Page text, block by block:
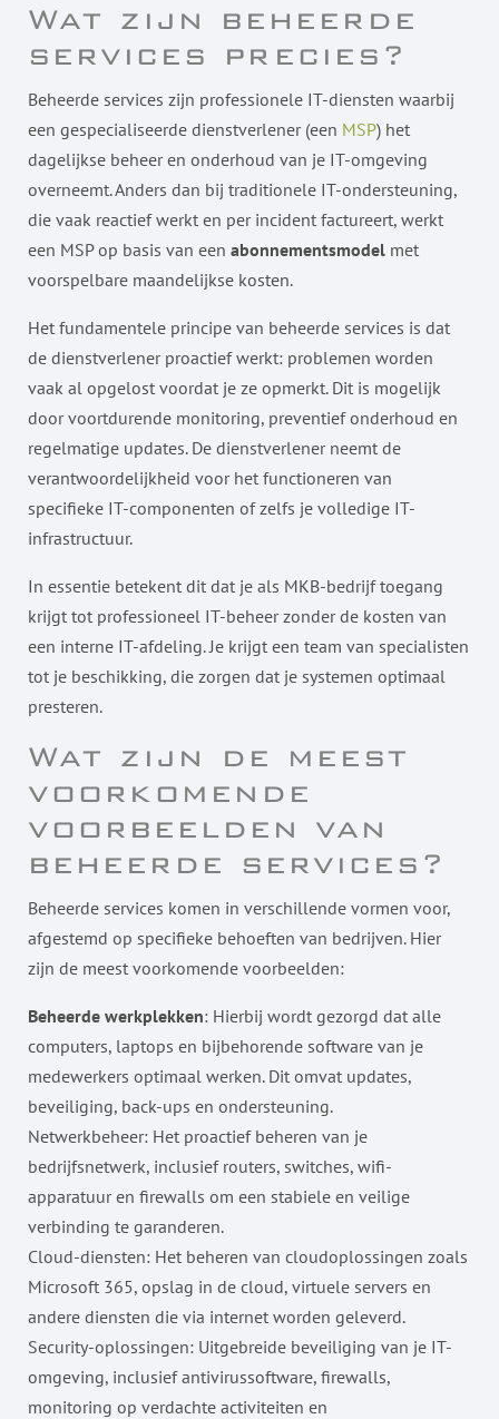
Wat zijn beheerde
services precies?
Beheerde services zijn professionele IT-diensten waarbij
een gespecialiseerde dienstverlener (een MSP) het
dagelijkse beheer en onderhoud van je IT-omgeving
overneemt. Anders dan bij traditionele IT-ondersteuning,
die vaak reactief werkt en per incident factureert, werkt
een MSP op basis van een abonnementsmodel met
voorspelbare maandelijkse kosten.
Het fundamentele principe van beheerde services is dat
de dienstverlener proactief werkt: problemen worden
vaak al opgelost voordat je ze opmerkt. Dit is mogelijk
door voortdurende monitoring, preventief onderhoud en
regelmatige updates. De dienstverlener neemt de
verantwoordelijkheid voor het functioneren van
specifieke IT-componenten of zelfs je volledige IT-
infrastructuur.
In essentie betekent dit dat je als MKB-bedrijf toegang
krijgt tot professioneel IT-beheer zonder de kosten van
een interne IT-afdeling. Je krijgt een team van specialisten
tot je beschikking, die zorgen dat je systemen optimaal
presteren.
Wat zijn de meest
voorkomende
voorbeelden van
beheerde services?
Beheerde services komen in verschillende vormen voor,
afgestemd op specifieke behoeften van bedrijven. Hier
zijn de meest voorkomende voorbeelden:
Beheerde werkplekken: Hierbij wordt gezorgd dat alle
computers, laptops en bijbehorende software van je
medewerkers optimaal werken. Dit omvat updates,
beveiliging, back-ups en ondersteuning.
Netwerkbeheer: Het proactief beheren van je
bedrijfsnetwerk, inclusief routers, switches, wifi-
apparatuur en firewalls om een stabiele en veilige
verbinding te garanderen.
Cloud-diensten: Het beheren van cloudoplossingen zoals
Microsoft 365, opslag in de cloud, virtuele servers en
andere diensten die via internet worden geleverd.
Security-oplossingen: Uitgebreide beveiliging van je IT-
omgeving, inclusief antivirussoftware, firewalls,
monitoring op verdachte activiteiten en